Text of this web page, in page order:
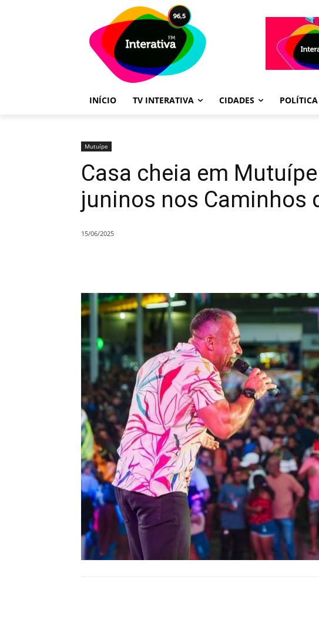
INÍCIO TV INTERATIVA CIDADES POLÍTICA
Mutuípe
Casa cheia em
juninos nos Caminhos
15/06/2025